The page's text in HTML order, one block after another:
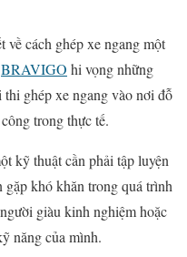
về cách ghép xe ngang một
BRAVIGO hi vọng những
thi ghép xe ngang vào nơi đỗ
trong thực tế.
kỹ thuật cần phải tập luyện
khó khăn trong quá trình
giàu kinh nghiệm hoặc
năng của mình.